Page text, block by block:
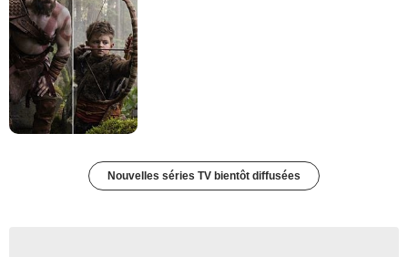
Nouvelles séries TV bientôt diffusées